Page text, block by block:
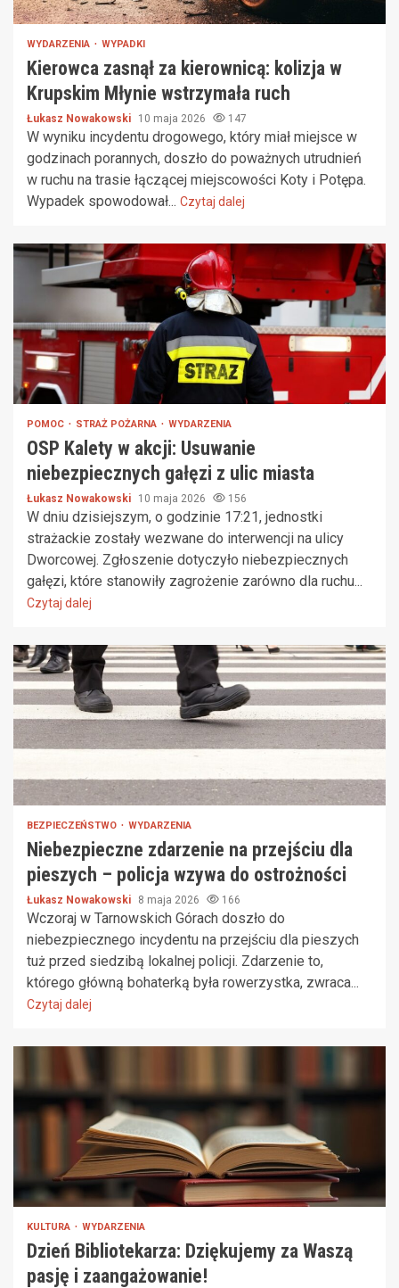
WYDARZENIA WYPADKI
Kierowca zasnął za kierownicą: kolizja w
Krupskim Młynie wstrzymała ruch
Łukasz Nowakowski 10 maja 2026 147
W wyniku incydentu drogowego, który miał miejsce w
godzinach porannych, doszło do poważnych utrudnień
w ruchu na trasie łączącej miejscowości Koty i Potępa.
Wypadek spowodował... Czytaj dalej
POMOC STRAŻ POŻARNA WYDARZENIA
OSP Kalety w akcji: Usuwanie
niebezpiecznych gałęzi z ulic miasta
Łukasz Nowakowski 10 maja 2026 156
W dniu dzisiejszym, o godzinie 17:21, jednostki
strażackie zostały wezwane do interwencji na ulicy
Dworcowej. Zgłoszenie dotyczyło niebezpiecznych
gałęzi, które stanowiły zagrożenie zarówno dla ruchu...
Czytaj dalej
BEZPIECZEŃSTWO WYDARZENIA
Niebezpieczne zdarzenie na przejściu dla
pieszych – policja wzywa do ostrożności
Łukasz Nowakowski 8 maja 2026 166
Wczoraj w Tarnowskich Górach doszło do
niebezpiecznego incydentu na przejściu dla pieszych
tuż przed siedzibą lokalnej policji. Zdarzenie to,
którego główną bohaterką była rowerzystka, zwraca...
Czytaj dalej
KULTURA WYDARZENIA
Dzień Bibliotekarza: Dziękujemy za Waszą
pasję i zaangażowanie!